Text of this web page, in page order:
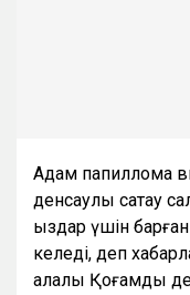
Адам папиллома
денсаулық сақтау
қыздар үшін
келеді, деп
қалалық Қоғамдық